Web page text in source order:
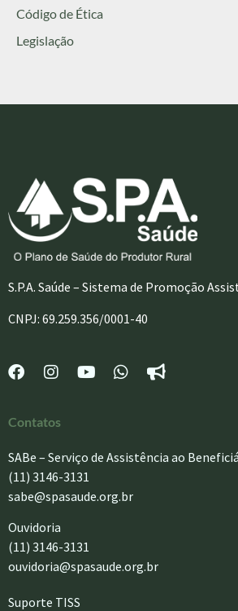
Código de Ética
Legislação
S.P.A. Saúde – Sistema de Promoção
CNPJ: 69.259.356/0001-40
Contatos
SABe – Serviço de Assistência ao
(11) 3146-3131
sabe@spasaude.org.br
Ouvidoria
(11) 3146-3131
ouvidoria@spasaude.org.br
Suporte TISS